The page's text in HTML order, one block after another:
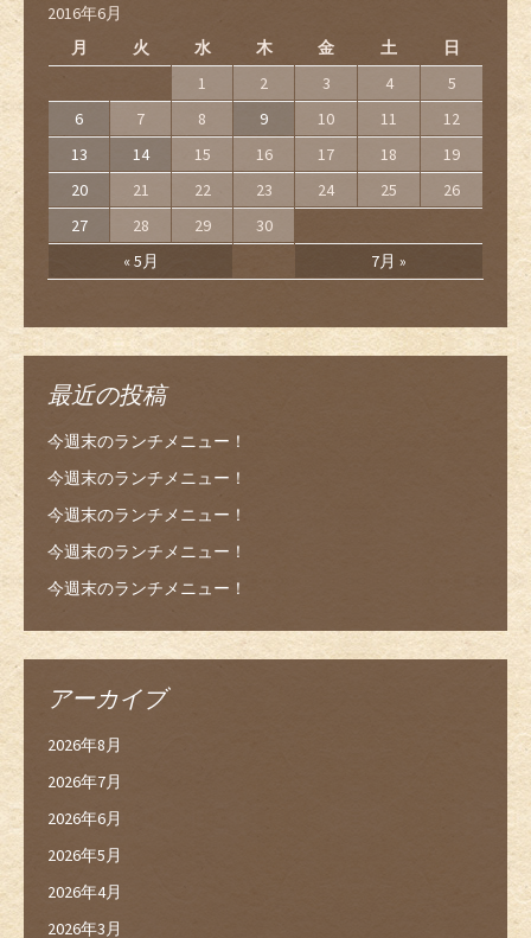
2016年6月
月
火 水 木 金 土 日
« 5月 7月 »
1 2 3 4
5
6
7 8 9 10 11
12
13
14 15 16 17 18
19
20
21 22 23 24 25
26
27
28 29 30
最近の投稿
今週末のランチメニュー！
今週末のランチメニュー！
今週末のランチメニュー！
今週末のランチメニュー！
今週末のランチメニュー！
アーカイブ
2026年8月
2026年7月
2026年6月
2026年5月
2026年4月
2026年3月